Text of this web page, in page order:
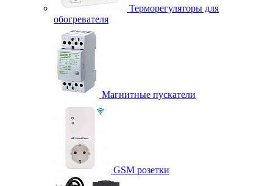
Терморегуляторы для
обогревателя
Магнитные пускатели
GSM розетки